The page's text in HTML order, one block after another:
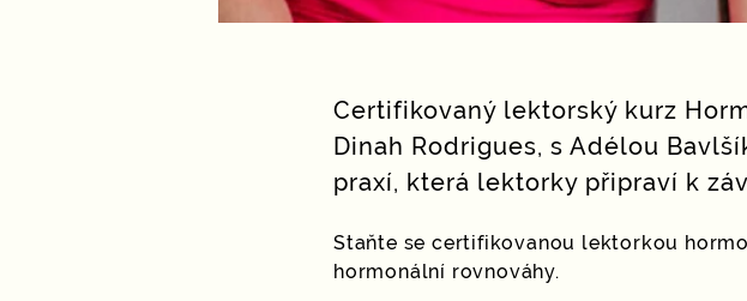
Certifikovaný lektorský kurz
Dinah Rodrigues, s Adélou
praxí, která lektorky připraví k
Staňte se certifikovanou lektorkou
hormonální rovnováhy.